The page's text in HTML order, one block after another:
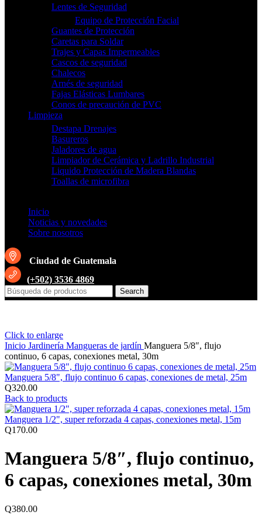
Lentes de Seguridad
Equipo de Protección Facial
Guantes de Protección
Caretas para Soldar
Trajes y Capas Impermeables
Cascos de seguridad
Chalecos
Arnés de seguridad
Fajas Elásticas Lumbares
Conos de precaución de PVC
Limpieza
Destapa Drenajes
Basureros
Jaladores de agua
Limpiador de Cerámica y Ladrillo Industrial
Liquido Protección de Madera Blandas
Toallas de microfibra
Inicio
Noticias y novedades
Sobre nosotros
Ciudad de Guatemala
(+502) 3536 4869
Search
Click to enlarge
Inicio Jardinería Mangueras de jardín Manguera 5/8″, flujo
continuo, 6 capas, conexiones metal, 30m
Manguera 5/8", flujo continuo 6 capas, conexiones de metal, 25m
Q320.00
Back to products
Manguera 1/2", super reforzada 4 capas, conexiones metal, 15m
Q170.00
Manguera 5/8″, flujo continuo,
6 capas, conexiones metal, 30m
Q380.00